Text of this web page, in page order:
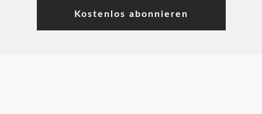
Kostenlos abonnieren